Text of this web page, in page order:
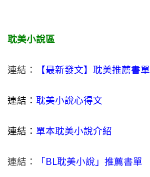
耽美小說區
連結： 【最新發文】耽美推薦書單
連結： 耽美小說心得文
連結： 單本耽美小說介紹
連結： 「BL耽美小說」推薦書單